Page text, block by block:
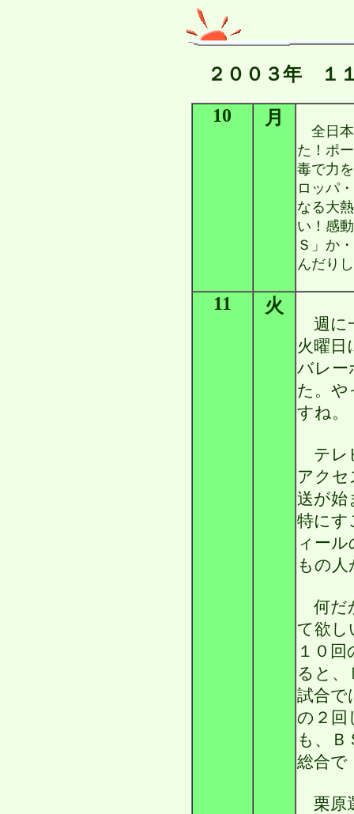
２００３年 １
10
月
全日本
た！ポ
毒で力
ロッパ
なる大
い！感
Ｓ」か
んだり
11 火
週に
火曜日
バレー
た。や
すね。
テレ
アク
送が始
特にす
ィー
もの
何だ
て欲し
１０
ると
試合で
の２回
も、
総合で
栗原